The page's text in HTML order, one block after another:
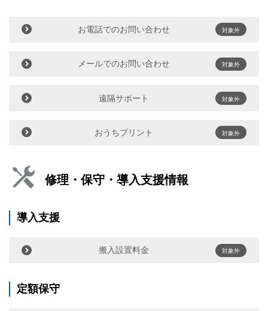
お電話でのお問い合わせ 対象外
メールでのお問い合わせ 対象外
遠隔サポート 対象外
おうちプリント 対象外
修理・保守・導入支援情報
導入支援
搬入設置料金 対象外
定額保守